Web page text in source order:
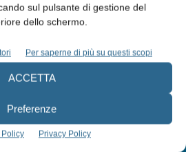
sul pulsante di gestione del
dello schermo.
Per saperne di più su questi scopi
ACCETTA
Preferenze
Privacy Policy